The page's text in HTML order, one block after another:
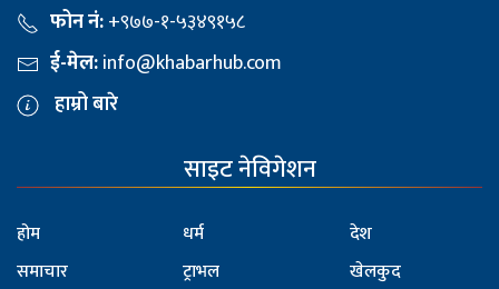
फोन नं:+९७७-१-५३४९१५८
ई-मेल:info@khabarhub.com
हाम्रो बारे
साइट नेविगेशन
होम
समाचार
धर्म
ट्राभल
देश
खेलकुद